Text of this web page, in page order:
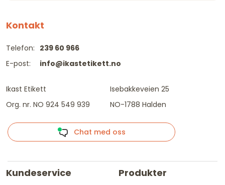
Kontakt
Telefon:
E-post:
239 60 966
info@ikastetikett.no
Ikast Etikett
Org. nr. NO 924 549 939
Isebakkeveien 25
NO-1788 Halden
Chat med oss
Kundeservice Produkter